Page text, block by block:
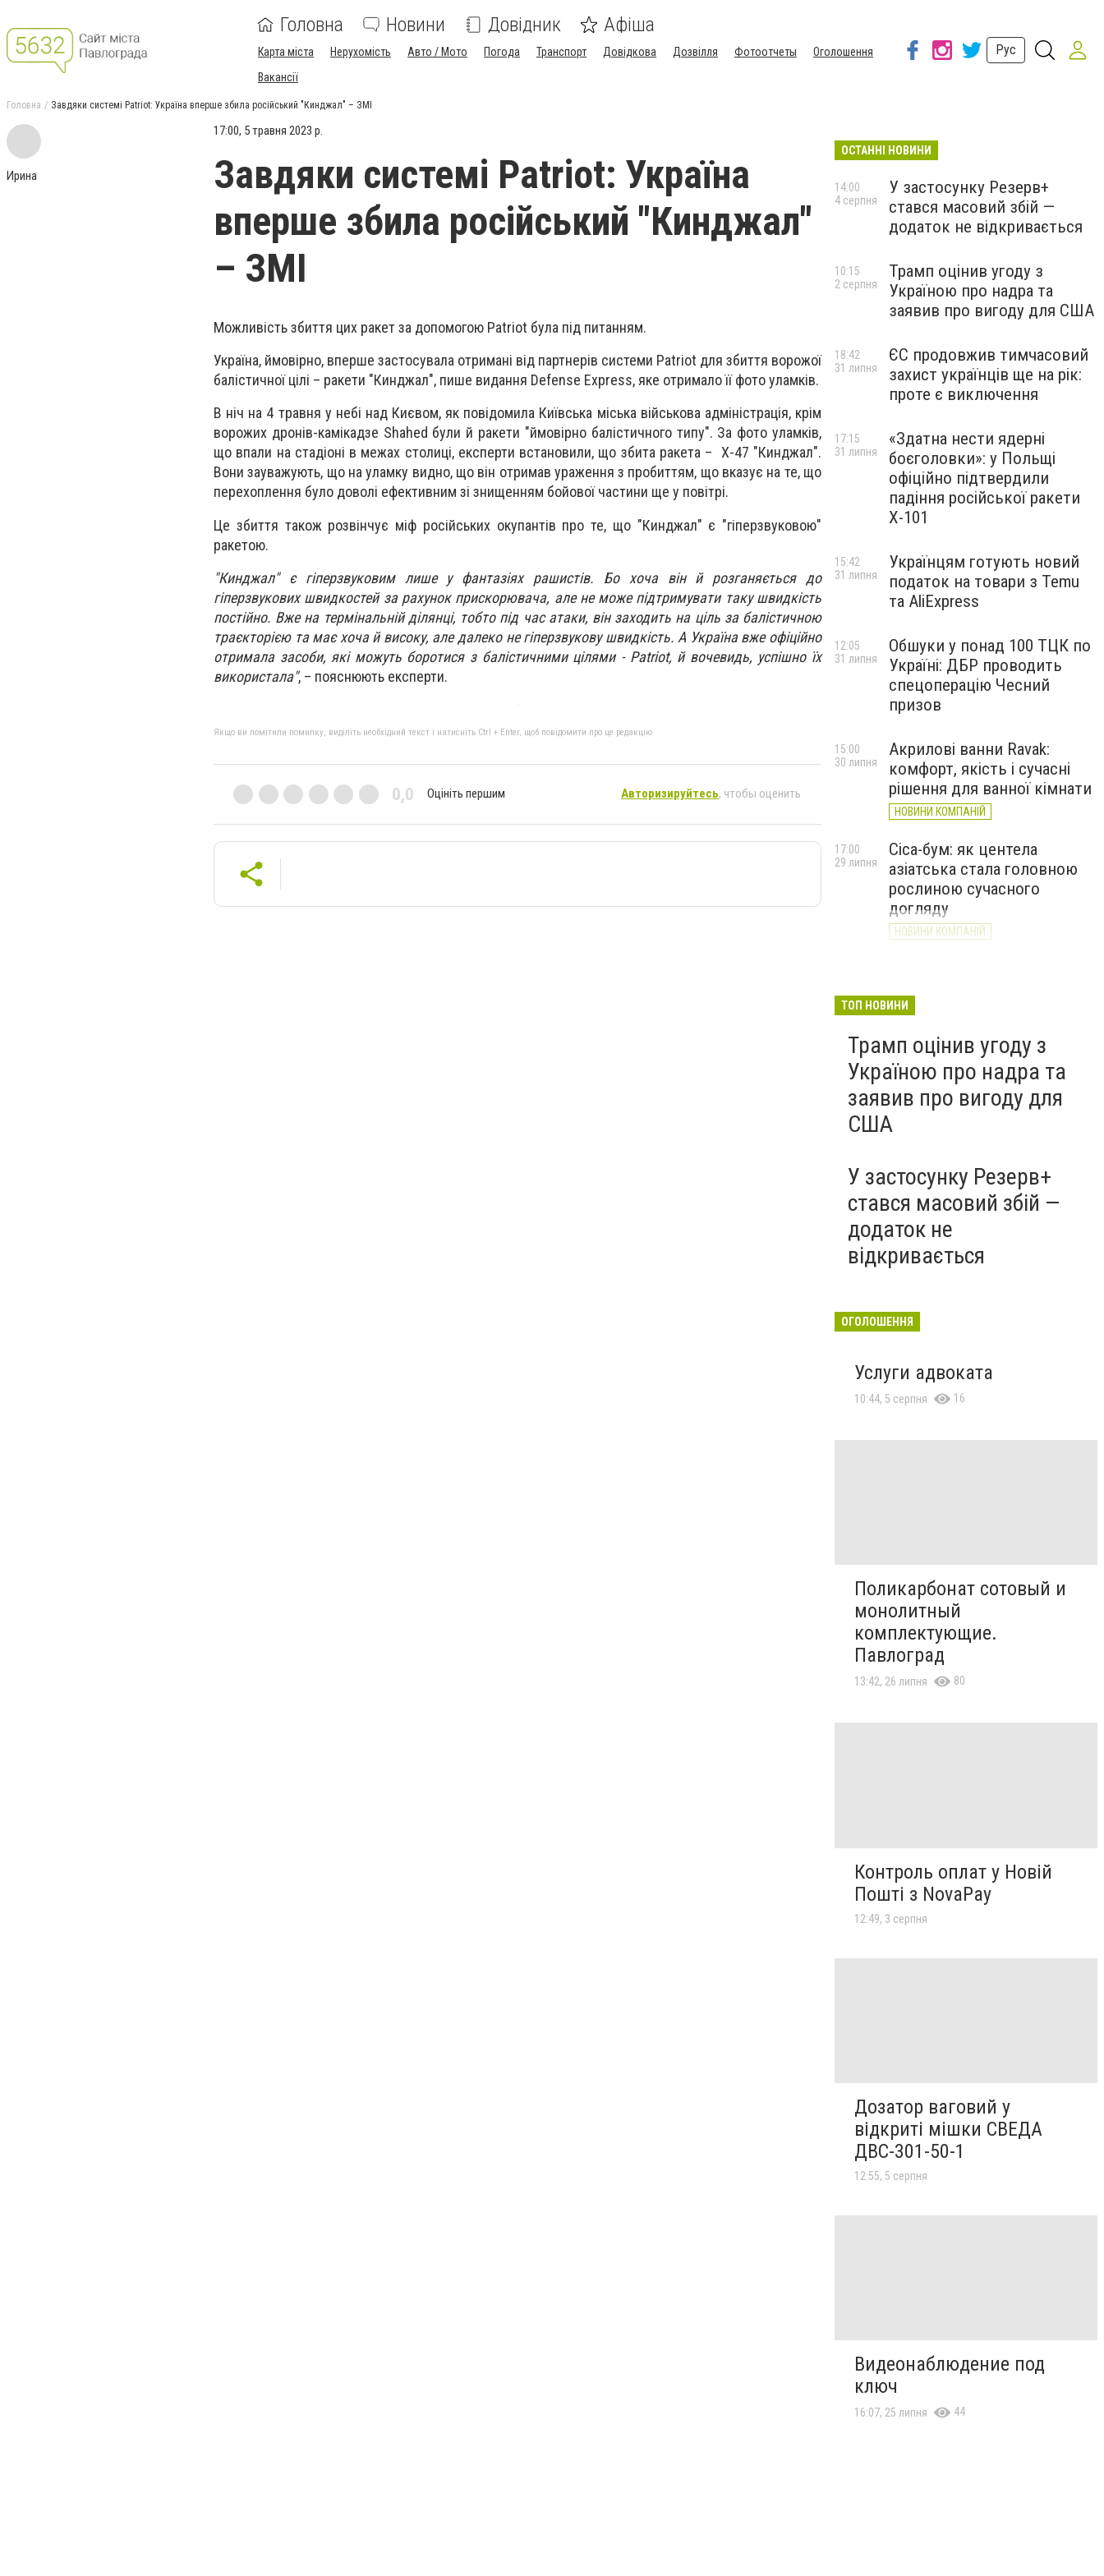
Головна Новини Довідник Афіша
Карта міста Нерухомість Авто / Мото Погода Транспорт Довідкова Дозвілля Фотоотчеты
Оголошення
Вакансії
Рус
Головна Завдяки системі Patriot: Україна вперше збила російський "Кинджал" – ЗМІ
Ирина
17:00, 5 травня 2023 р.
Завдяки системі Patriot: Україна
вперше збила російський "Кинджал"
– ЗМІ
Можливість збиття цих ракет за допомогою Patriot була під питанням.
Україна, ймовірно, вперше застосувала отримані від партнерів системи Patriot для збиття ворожої
балістичної цілі – ракети "Кинджал", пише видання Defense Express, яке отримало її фото уламків.
В ніч на 4 травня у небі над Києвом, як повідомила Київська міська військова адміністрація, крім
ворожих дронів-камікадзе Shahed були й ракети "ймовірно балістичного типу". За фото уламків,
що впали на стадіоні в межах столиці, експерти встановили, що збита ракета – Х-47 "Кинджал".
Вони зауважують, що на уламку видно, що він отримав ураження з пробиттям, що вказує на те, що
перехоплення було доволі ефективним зі знищенням бойової частини ще у повітрі.
Це збиття також розвінчує міф російських окупантів про те, що "Кинджал" є "гіперзвуковою"
ракетою.
"Кинджал" є гіперзвуковим лише у фантазіях рашистів. Бо хоча він й розганяється до
гіперзвукових швидкостей за рахунок прискорювача, але не може підтримувати таку швидкість
постійно. Вже на термінальній ділянці, тобто під час атаки, він заходить на ціль за балістичною
траєкторією та має хоча й високу, але далеко не гіперзвукову швидкість. А Україна вже офіційно
отримала засоби, які можуть боротися з балістичними цілями - Patriot, й вочевидь, успішно їх
використала", – пояснюють експерти.
Якщо ви помітили помилку, виділіть необхідний текст і натисніть Ctrl + Enter, щоб повідомити про це редакцію
0,0 Оцініть першим Авторизируйтесь, чтобы оценить
ОСТАННІ НОВИНИ
У застосунку Резерв+
стався масовий збій —
додаток не відкривається
14:00
4 серпня
Трамп оцінив угоду з
Україною про надра та
заявив про вигоду для США
10:15
2 серпня
ЄС продовжив тимчасовий
захист українців ще на рік:
проте є виключення
18:42
31 липня
«Здатна нести ядерні
боєголовки»: у Польщі
офіційно підтвердили
падіння російської ракети
Х-101
17:15
31 липня
Українцям готують новий
податок на товари з Temu
та AliExpress
15:42
31 липня
Обшуки у понад 100 ТЦК по
Україні: ДБР проводить
спецоперацію Чесний
призов
12:05
31 липня
Акрилові ванни Ravak:
комфорт, якість і сучасні
рішення для ванної кімнати
НОВИНИ КОМПАНІЙ
15:00
30 липня
Cica-бум: як центела
азіатська стала головною
рослиною сучасного
догляду
НОВИНИ КОМПАНІЙ
17:00
29 липня
ТОП НОВИНИ
Трамп оцінив угоду з
Україною про надра та
заявив про вигоду для
США
У застосунку Резерв+
стався масовий збій —
додаток не
відкривається
ОГОЛОШЕННЯ
Услуги адвоката
10:44, 5 серпня 16
Поликарбонат сотовый и
монолитный
комплектующие.
Павлоград
13:42, 26 липня 80
Контроль оплат у Новій
Пошті з NovaPay
12:49, 3 серпня
Дозатор ваговий у
відкриті мішки СВЕДА
ДВС-301-50-1
12:55, 5 серпня
Видеонаблюдение под
ключ
16:07, 25 липня 44